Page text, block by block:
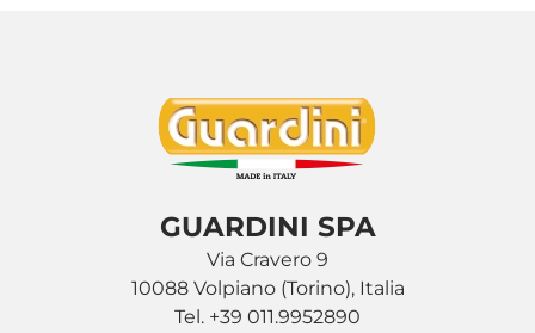
GUARDINI SPA
Via Cravero 9
10088 Volpiano (Torino), Italia
Tel. +39 011.9952890